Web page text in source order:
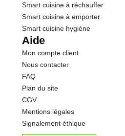
Smart cuisine à réchauffer
Smart cuisine à emporter
Smart cuisine hygiène
Aide
Mon compte client
Nous contacter
FAQ
Plan du site
CGV
Mentions légales
Signalement éthique